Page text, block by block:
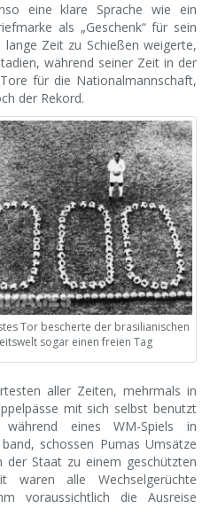
eine klare Sprache wie ein
als „Geschenk“ für sein
Zeit zu Schießen weigerte,
während seiner Zeit in der
für die Nationalmannschaft,
der Rekord.
Tor bescherte der brasilianischen
sogar einen freien Tag
aller Zeiten, mehrmals in
mit sich selbst benutzt
eines WM-Spiels in
schossen Pumas Umsätze
Staat zu einem geschützten
waren alle Wechselgerüchte
voraussichtlich die Ausreise